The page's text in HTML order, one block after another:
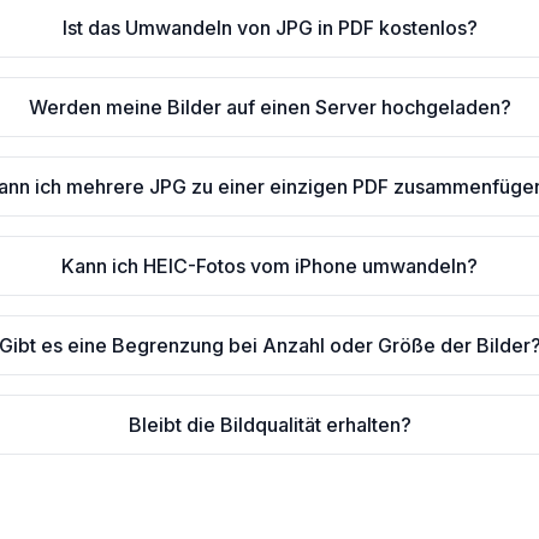
Ist das Umwandeln von JPG in PDF kostenlos?
Werden meine Bilder auf einen Server hochgeladen?
ich mehrere JPG zu einer einzigen PDF
Kann ich HEIC-Fotos vom iPhone umwandeln?
es eine Begrenzung bei Anzahl oder Größe der Bilder?
Bleibt die Bildqualität erhalten?